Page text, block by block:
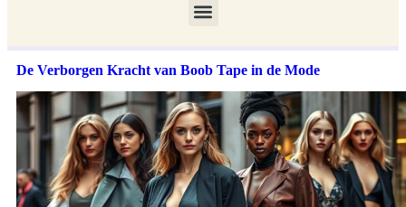
De Verborgen Kracht van Boob Tape in de Mode